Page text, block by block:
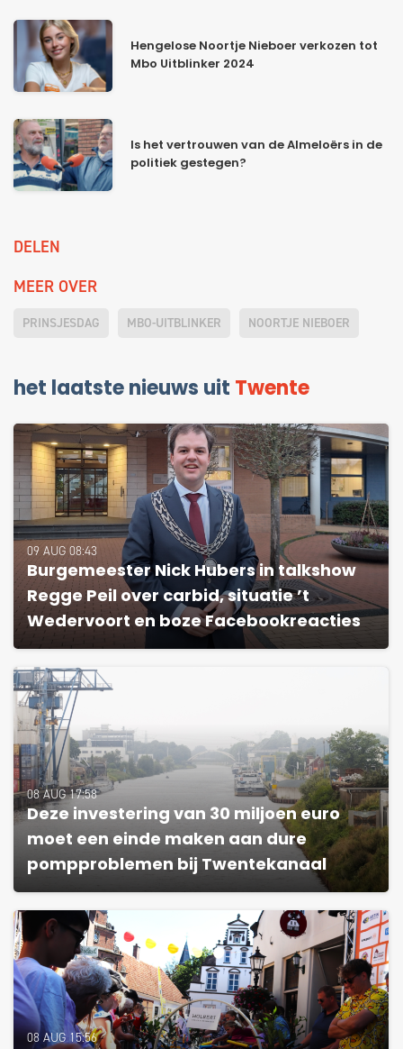
Hengelose Noortje Nieboer verkozen tot
Mbo Uitblinker 2024
Is het vertrouwen van de Almeloërs in de
politiek gestegen?
DELEN
MEER OVER
PRINSJESDAG MBO-UITBLINKER NOORTJE NIEBOER
het laatste nieuws uit Twente
09 AUG 08:43
Burgemeester Nick Hubers in talkshow
Regge Peil over carbid, situatie ’t
Wedervoort en boze Facebookreacties
08 AUG 17:58
Deze investering van 30 miljoen euro
moet een einde maken aan dure
pompproblemen bij Twentekanaal
08 AUG 15:56